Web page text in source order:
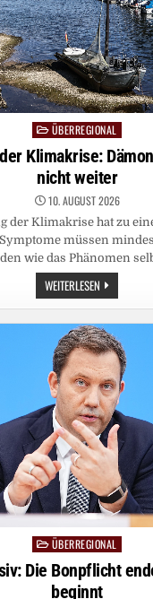
Posted
in
ÜBERREGIONAL
Klimakrise:
nicht weiter
10. AUGUST 2026
der Klimakrise hat zu
müssen
wie das Phänomen
WEITERLESEN UMGANG
MIT
DER
KLIMAKRISE:
HILFT
NICHT
WEITER
Posted
in
ÜBERREGIONAL
Die Bonpflicht
beginnt